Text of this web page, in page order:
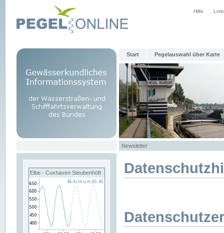
Hilfe
Start Pegelauswahl über Karte
Newsletter
Elbe - Cuxhaven Steubenhöft